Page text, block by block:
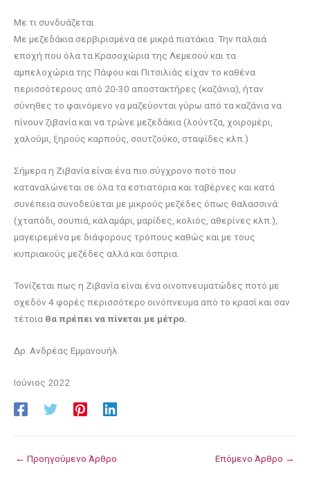
Με τι συνδυάζεται
Με μεζεδάκια σερβιρισμένα σε μικρά πιατάκια. Την παλαιά
εποχή που όλα τα Κρασοχώρια της Λεμεσού και τα
αμπελοχώρια της Πάφου και Πιτσιλιάς είχαν το καθένα
περισσότερους από 20-30 αποστακτήρες (καζάνια), ήταν
σύνηθες το φαινόμενο να μαζεύονται γύρω από τα καζάνια να
πίνουν ζιβανία και να τρώνε μεζεδάκια (λούντζα, χοιρομέρι,
χαλούμι, ξηρούς καρπούς, σουτζούκο, σταφίδες κλπ.)
Σήμερα η Ζιβανία είναι ένα πιο σύγχρονο ποτό που
καταναλώνεται σε όλα τα εστιατόρια και ταβέρνες και κατά
συνέπεια συνοδεύεται με μικρούς μεζέδες όπως θαλασσινά:
(χταπόδι, σουπιά, καλαμάρι, μαρίδες, κολιός, αθερίνες κλπ.),
μαγειρεμένα με διάφορους τρόπους καθώς και με τους
κυπριακούς μεζέδες αλλά και όσπρια.
Τονίζεται πως η Ζιβανία είναι ένα οινοπνευματώδες ποτό με
σχεδόν 4 φορές περισσότερο οινόπνευμα από το κρασί και σαν
τέτοια θα πρέπει να πίνεται με μέτρο.
Δρ. Ανδρέας Εμμανουήλ
Ιούνιος 2022
← Προηγούμενο Άρθρο Επόμενο Άρθρο →